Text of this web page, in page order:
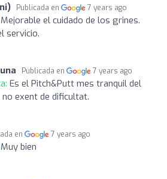
Publicada en 7 years ago
Mejorable el cuidado de los grines.
servicio.
Publicada en 7 years ago
Es el Pitch&Putt mes tranquil del
exent de dificultat.
en 7 years ago
Muy bien